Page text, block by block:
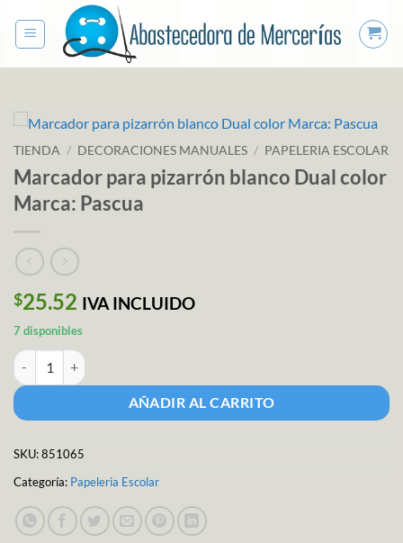
TIENDA / DECORACIONES MANUALES / PAPELERIA ESCOLAR
Marcador para pizarrón blanco Dual color
Marca: Pascua
$25.52 IVA INCLUIDO
7 disponibles
Marcador para pizarrón blanco Dual color Marca: Pascua cantidad
AÑADIR AL CARRITO
SKU:851065
Categoría: Papeleria Escolar